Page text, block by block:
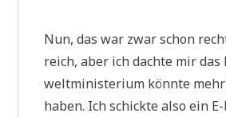
Nun, das war zwar schon
reich, aber ich dach­te mir
welt­mi­ni­ste­ri­um könn­te
haben. Ich schick­te also ein